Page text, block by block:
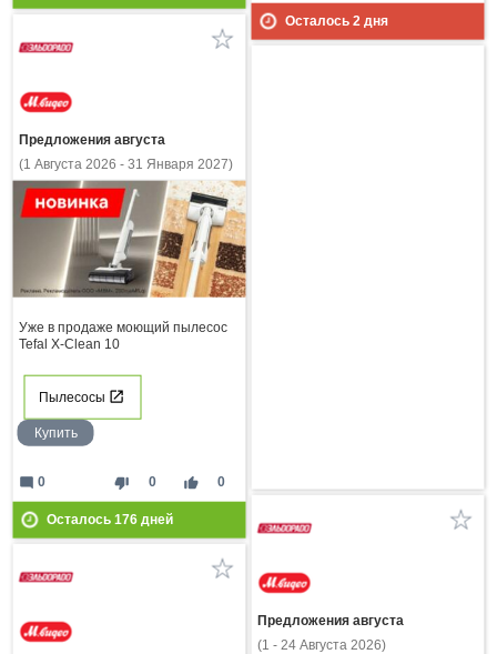
Осталось 2дня
Предложения августа
(1 Августа 2026 - 31 Января 2027)
Уже в продаже моющий пылесос
Tefal X-Clean 10
Пылесосы
Купить
thumb_down 0 thumb_up 0
mode_comment 0
Осталось 176дней
Предложения августа
(1 - 24 Августа 2026)